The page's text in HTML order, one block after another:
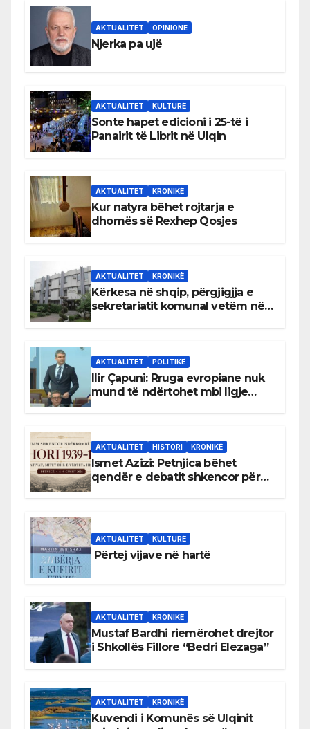
AKTUALITET OPINIONE
Njerka pa ujë
AKTUALITET KULTURË
Sonte hapet edicioni i 25-të i
Panairit të Librit në Ulqin
AKTUALITET KRONIKË
Kur natyra bëhet rojtarja e
dhomës së Rexhep Qosjes
AKTUALITET KRONIKË
Kërkesa në shqip, përgjigjja e
sekretariatit komunal vetëm në
AKTUALITET POLITIKË
Ilir Çapuni: Rruga evropiane nuk
mund të ndërtohet mbi ligje
AKTUALITET HISTORI KRONIKË
Ismet Azizi: Petnjica bëhet
qendër e debatit shkencor për
AKTUALITET KULTURË
Përtej vijave në hartë
AKTUALITET KRONIKË
Mustaf Bardhi riemërohet drejtor
i Shkollës Fillore “Bedri Elezaga”
AKTUALITET KRONIKË
Kuvendi i Komunës së Ulqinit